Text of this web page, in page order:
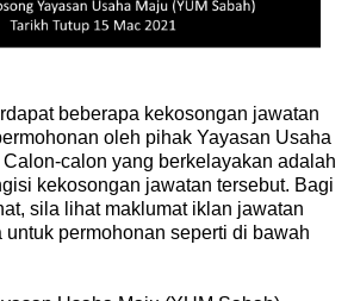
beberapa kekosongan jawatan
oleh pihak Yayasan Usaha
calon yang berkelayakan adalah
kekosongan jawatan tersebut. Bagi
sila lihat maklumat iklan jawatan
untuk permohonan seperti di bawah